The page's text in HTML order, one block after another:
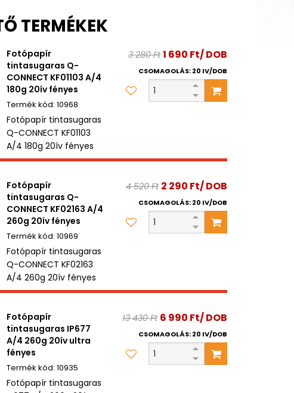
TERMÉKEK
Fotópapír
tintasugaras Q-
CONNECT KF01103 A/4
180g 20ív fényes
10968
Fotópapír tintasugaras
Q-CONNECT KF01103
A/4 180g 20ív fényes
3 280 Ft 1 690 Ft/ DOB
CSOMAGOLÁS: 20 IV/DOB
Fotópapír
tintasugaras Q-
CONNECT KF02163 A/4
260g 20ív fényes
10969
Fotópapír tintasugaras
Q-CONNECT KF02163
A/4 260g 20ív fényes
4 520 Ft 2 290 Ft/ DOB
CSOMAGOLÁS: 20 IV/DOB
Fotópapír
tintasugaras IP677
A/4 260g 20ív ultra
fényes
10935
Fotópapír tintasugaras
13 430 Ft 6 990 Ft/ DOB
CSOMAGOLÁS: 20 IV/DOB